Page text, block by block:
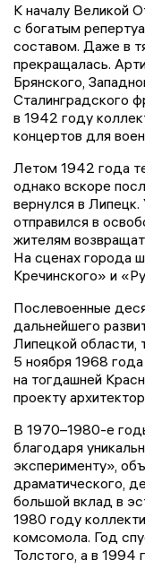
К началу Великой
с богатым
составом. Даже в
прекращалась.
Брянского,
Сталинградского
в 1942 году
концертов для
Летом 1942 года
однако вскоре
вернулся в
отправился в
жителям
На сценах города
Кречинского» и
Послевоенные
дальнейшего
Липецкой области,
5 ноября 1968
на тогдашней
проекту
В 1970–1980-е
благодаря
эксперименту»,
драматического,
большой вклад в
1980 году
комсомола. Год
Толстого, а в 1994